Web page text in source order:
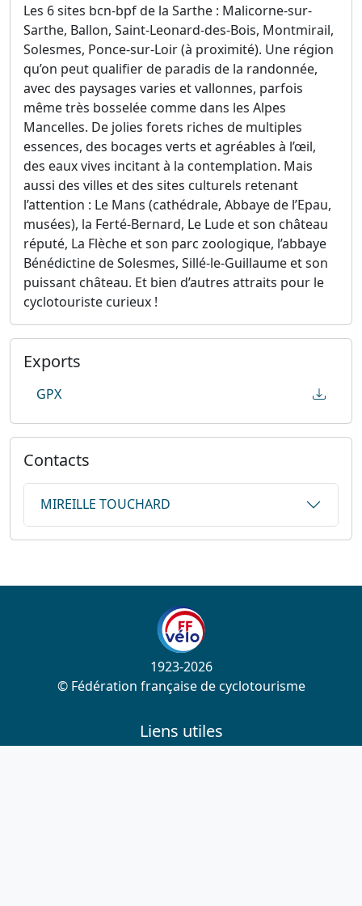
Les 6 sites bcn-bpf de la Sarthe : Malicorne-sur-
Sarthe, Ballon, Saint-Leonard-des-Bois, Montmirail,
Solesmes, Ponce-sur-Loir (à proximité). Une région
qu’on peut qualifier de paradis de la randonnée,
avec des paysages varies et vallonnes, parfois
même très bosselée comme dans les Alpes
Mancelles. De jolies forets riches de multiples
essences, des bocages verts et agréables à l’œil,
des eaux vives incitant à la contemplation. Mais
aussi des villes et des sites culturels retenant
l’attention : Le Mans (cathédrale, Abbaye de l’Epau,
musées), la Ferté-Bernard, Le Lude et son château
réputé, La Flèche et son parc zoologique, l’abbaye
Bénédictine de Solesmes, Sillé-le-Guillaume et son
puissant château. Et bien d’autres attraits pour le
cyclotouriste curieux !
Exports
GPX
Contacts
MIREILLE TOUCHARD
1923-2026
© Fédération française de cyclotourisme
Liens utiles